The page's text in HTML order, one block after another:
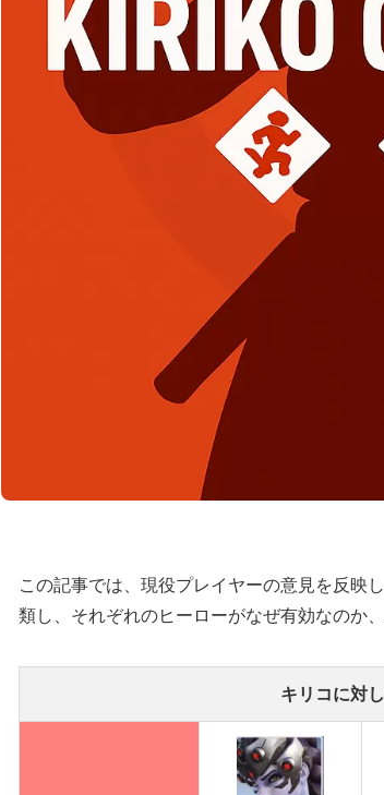
この記事では、現役プレイヤーの意見を反映
類し、それぞれのヒーローがなぜ有効なのか
キリコに対